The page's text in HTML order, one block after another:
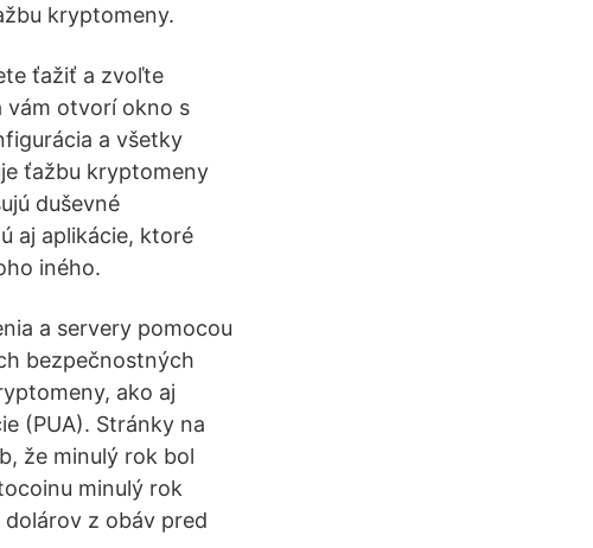
kryptomeny.
ťažiť a zvoľte
vám otvorí okno s
a všetky
ťažbu kryptomeny
duševné
aj aplikácie, ktoré
iného.
a servery pomocou
bezpečnostných
ako aj
(PUA). Stránky na
že minulý rok bol
minulý rok
z obáv pred